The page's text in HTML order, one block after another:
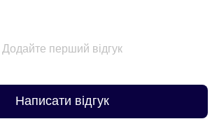
Додайте перший відгук
Написати відгук